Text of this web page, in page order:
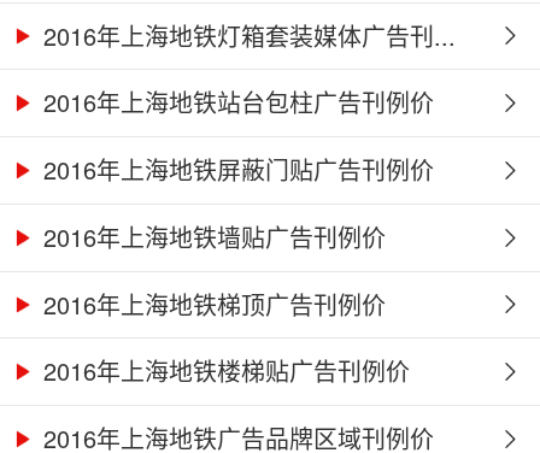
2016年上海地铁灯箱套装媒体广告刊...
2016年上海地铁站台包柱广告刊例价
2016年上海地铁屏蔽门贴广告刊例价
2016年上海地铁墙贴广告刊例价
2016年上海地铁梯顶广告刊例价
2016年上海地铁楼梯贴广告刊例价
2016年上海地铁广告品牌区域刊例价